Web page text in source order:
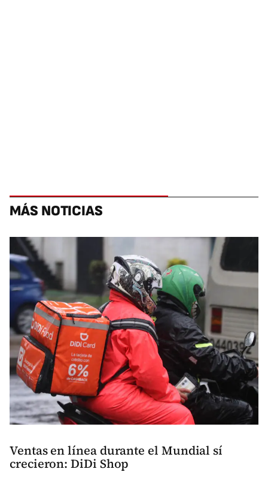
MÁS NOTICIAS
Ventas en línea durante el Mundial sí
crecieron: DiDi Shop